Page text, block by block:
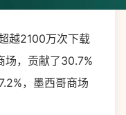
越2100万次下载
场，贡献了30.7%
，墨西哥商场